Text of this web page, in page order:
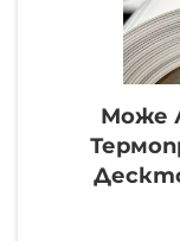
Може